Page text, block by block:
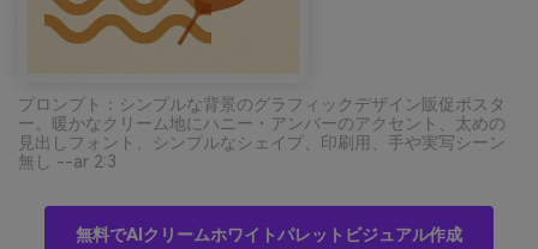
プロンプト：シンプルな背景のグラフィックデザイン販促ポスタ
ー。暖かなクリーム地にハニー・アンバーのアクセント、太めの
見出しフォント、シンプルなシェイプ、印刷用、手や実写シーン
無し --ar 2:3
無料でAIクリームホワイトパレットビジュアル作成